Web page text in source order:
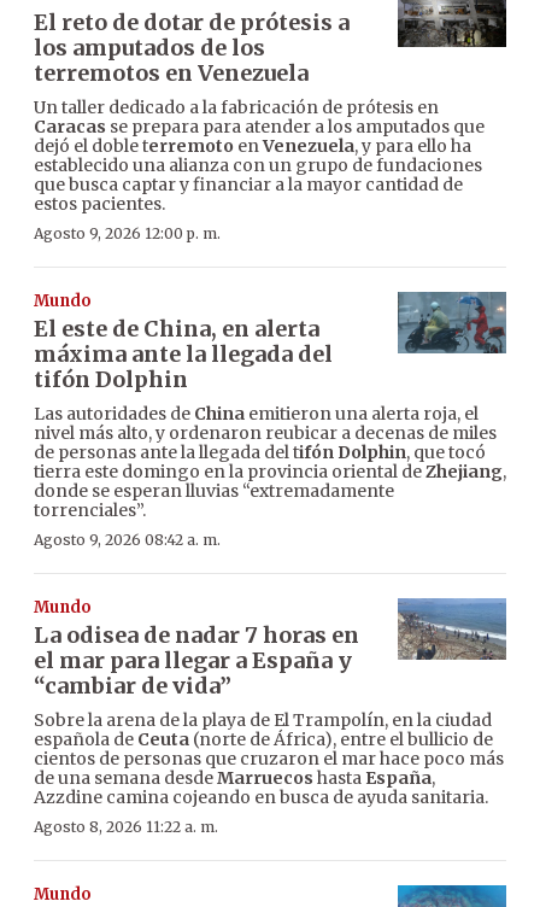
El reto de dotar de prótesis a
los amputados de los
terremotos en Venezuela
Un taller dedicado a la fabricación de prótesis en
Caracas se prepara para atender a los amputados que
dejó el doble terremoto enVenezuela, y para ello ha
establecido una alianza con un grupo de fundaciones
que busca captar y financiar a la mayor cantidad de
estos pacientes.
Agosto 9, 2026 12:00 p. m.
Mundo
El este de China, en alerta
máxima ante la llegada del
tifón Dolphin
Las autoridades de China emitieron una alerta roja, el
nivel más alto, y ordenaron reubicar a decenas de miles
de personas ante la llegada del tifón Dolphin, que tocó
tierra este domingo en la provincia oriental deZhejiang,
donde se esperan lluvias “extremadamente
torrenciales”.
Agosto 9, 2026 08:42 a. m.
Mundo
La odisea de nadar 7 horas en
el mar para llegar a España y
“cambiar de vida”
Sobre la arena de la playa de El Trampolín, en la ciudad
española de Ceuta (norte de África), entre el bullicio de
cientos de personas que cruzaron el mar hace poco más
de una semana desdeMarruecos hasta España,
Azzdine camina cojeando en busca de ayuda sanitaria.
Agosto 8, 2026 11:22 a. m.
Mundo